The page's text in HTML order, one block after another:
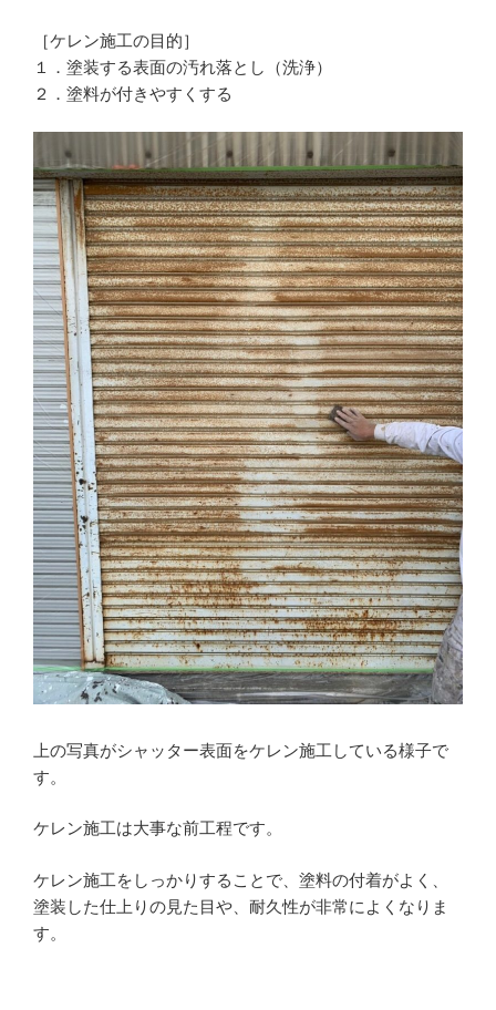
［ケレン施工の目的］
１．塗装する表面の汚れ落とし（洗浄）
２．塗料が付きやすくする
上の写真がシャッター表面をケレン施工している様子で
す。
ケレン施工は大事な前工程です。
ケレン施工をしっかりすることで、塗料の付着がよく、
塗装した仕上りの見た目や、耐久性が非常によくなりま
す。